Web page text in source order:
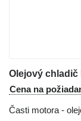
Cena na
Časti motora -